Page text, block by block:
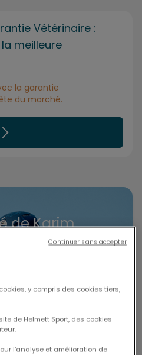
Vétérinaire :
meilleure
la garantie
du marché.
de Karim
Sport vous
pour préparer votre
y compris des cookies tiers,
de Helmett Sport, des cookies
l’analyse et amélioration de
Continuer sans accepter